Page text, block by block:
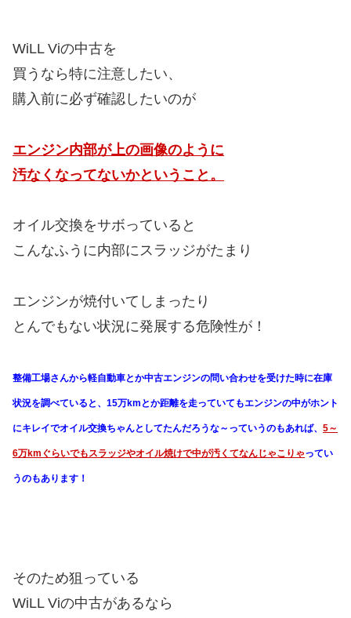
WiLL Viの中古を
買うなら特に注意したい、
購入前に必ず確認したいのが
エンジン内部が上の画像のように
汚なくなってないかということ。
オイル交換をサボっていると
こんなふうに内部にスラッジがたまり
エンジンが焼付いてしまったり
とんでもない状況に発展する危険性が！
整備工場さんから軽自動車とか中古エンジンの問い合わせを受けた時に在庫
状況を調べていると、15万kmとか距離を走っていてもエンジンの中がホント
にキレイでオイル交換ちゃんとしてたんだろうな～っていうのもあれば、 5～
6万kmぐらいでもスラッジやオイル焼けで中が汚くてなんじゃこりゃってい
うのもあります！
そのため狙っている
WiLL Viの中古があるなら